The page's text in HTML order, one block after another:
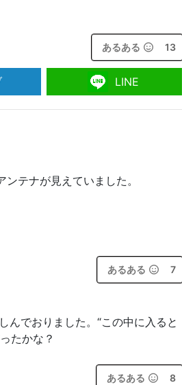
あるある 13
LINE
テナが見えていました。
あるある 7
んでおりました。“この中に入ると
たかな？
あるある 8